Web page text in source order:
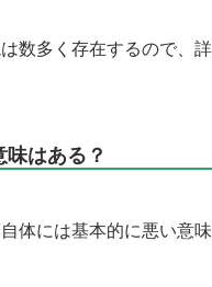
数多く存在するので、
味はある？
体には基本的に悪い意